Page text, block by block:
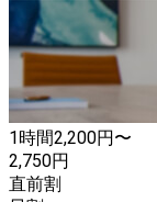
1時間2,200円〜
2,750円
直前割